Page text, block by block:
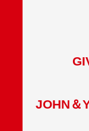
JOHN ＆